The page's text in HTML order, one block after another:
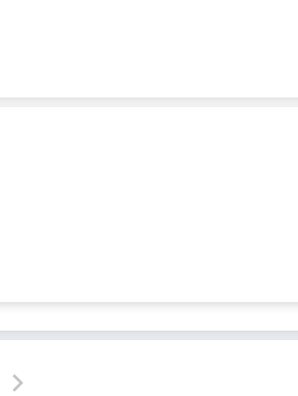
Następna strona